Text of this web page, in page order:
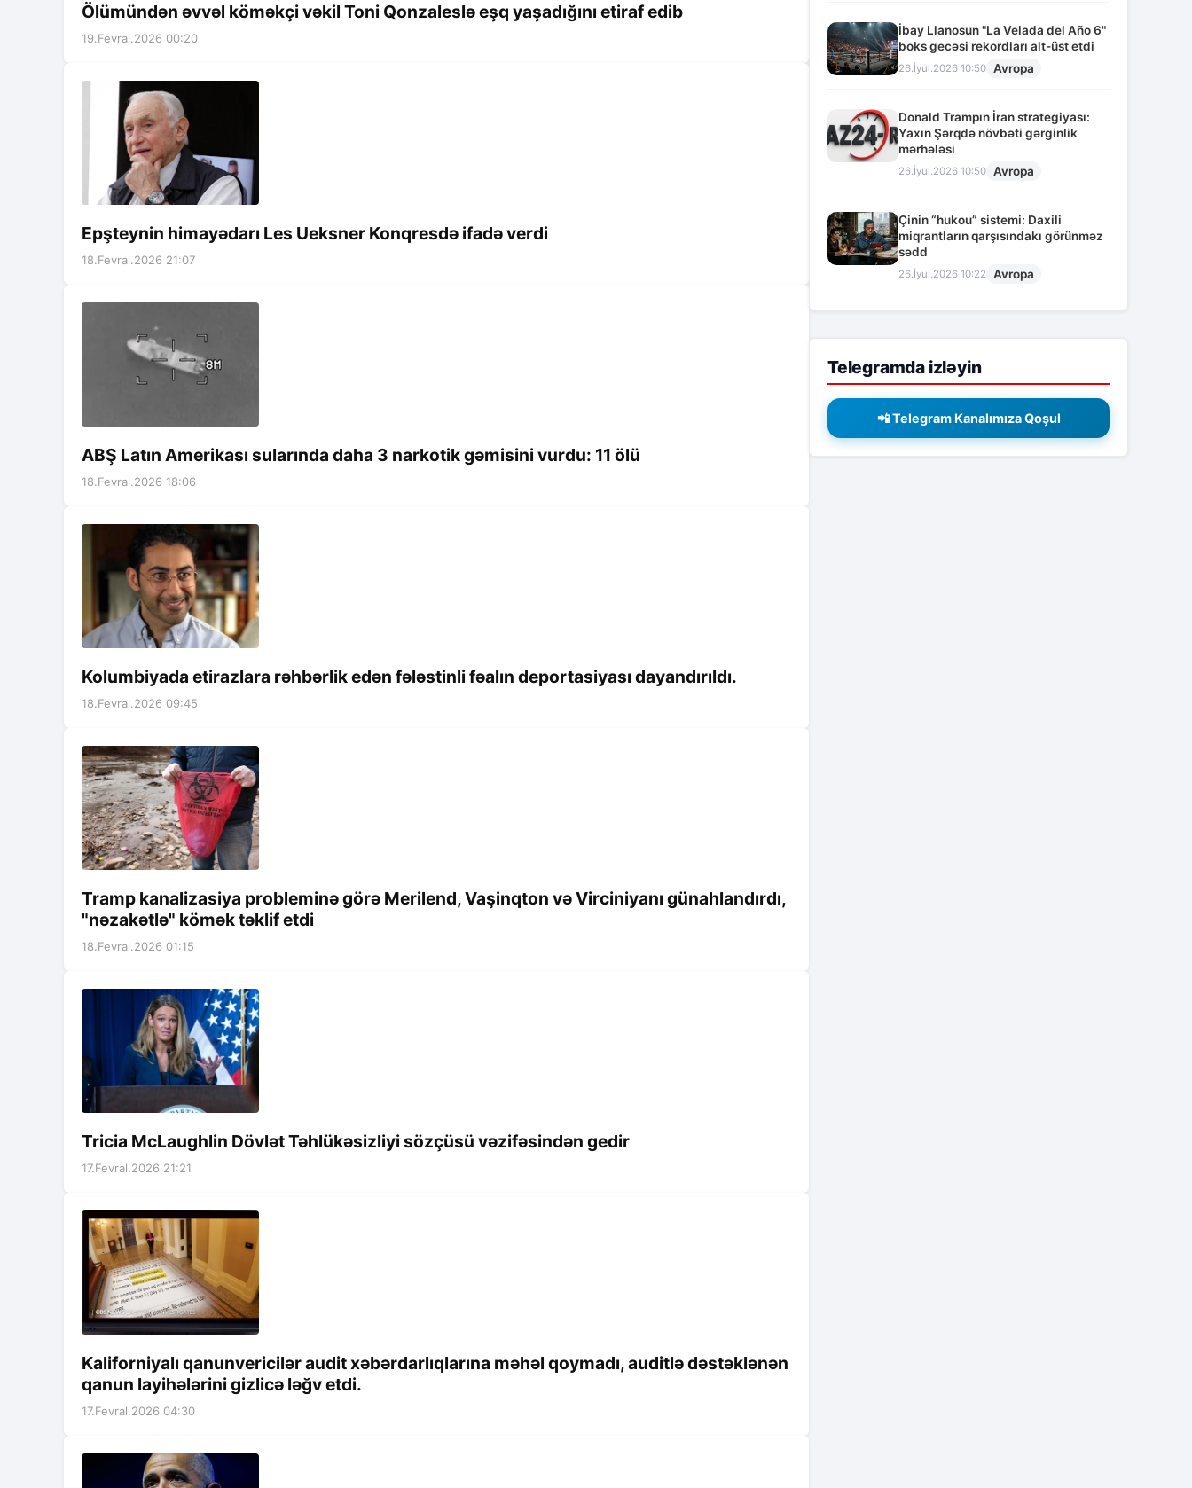
Ölümündən əvvəl köməkçi vəkil Toni Qonzaleslə eşq yaşadığını etiraf edib
19.Fevral.2026 00:20
Epşteynin himayədarı Les Ueksner Konqresdə ifadə verdi
18.Fevral.2026 21:07
ABŞ Latın Amerikası sularında daha 3 narkotik gəmisini vurdu: 11 ölü
18.Fevral.2026 18:06
Kolumbiyada etirazlara rəhbərlik edən fələstinli fəalın deportasiyası dayandırıldı.
18.Fevral.2026 09:45
Tramp kanalizasiya probleminə görə Merilend, Vaşinqton və Virciniyanı günahlandırdı,
"nəzakətlə" kömək təklif etdi
18.Fevral.2026 01:15
Tricia McLaughlin Dövlət Təhlükəsizliyi sözçüsü vəzifəsindən gedir
17.Fevral.2026 21:21
Kaliforniyalı qanunvericilər audit xəbərdarlıqlarına məhəl qoymadı, auditlə dəstəklənən
qanun layihələrini gizlicə ləğv etdi.
17.Fevral.2026 04:30
İbay Llanosun "La Velada del Año 6"
boks gecəsi rekordları alt-üst etdi
26.İyul.2026 10:50 Avropa
Donald Trampın İran strategiyası:
Yaxın Şərqdə növbəti gərginlik
mərhələsi
26.İyul.2026 10:50 Avropa
Çinin “hukou” sistemi: Daxili
miqrantların qarşısındakı görünməz
sədd
26.İyul.2026 10:22 Avropa
Telegramda izləyin
📲 Telegram Kanalımıza Qoşul